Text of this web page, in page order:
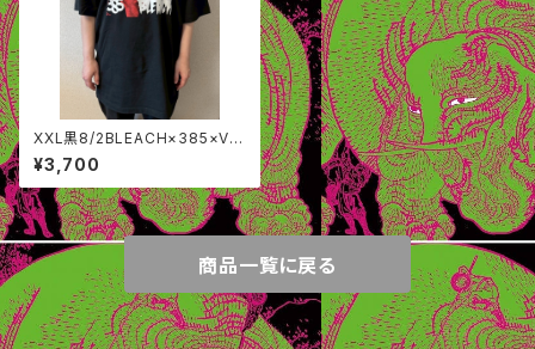
XXL黒8/2BLEACH×385×Va
scaライブTシャツ
¥3,700
商品一覧に戻る